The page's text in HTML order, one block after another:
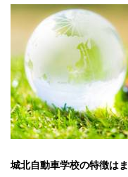
城北自動車学校の特徴は